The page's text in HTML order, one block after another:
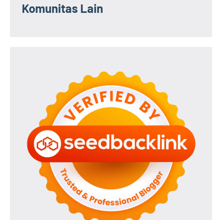
Komunitas Lain